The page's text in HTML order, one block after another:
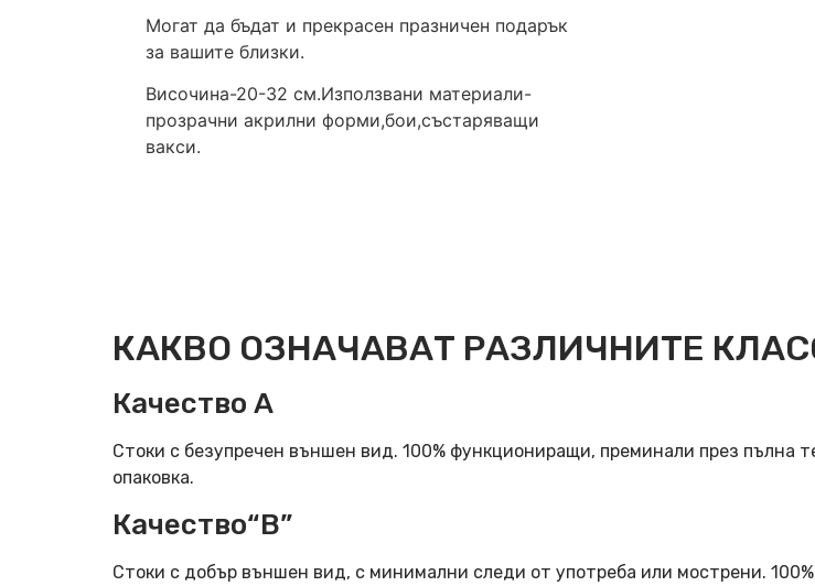
Могат да бъдат и прекрасен празничен подарък
за вашите близки.
Височина-20-32 см.Използвани материали-
прозрачни акрилни форми,бои,състаряващи
вакси.
КАКВО ОЗНАЧАВАТ РАЗЛИЧНИТЕ
Качество А
Стоки с безупречен външен вид. 100% функциониращи, преминали през пълна
опаковка.
Качество“B”
Стоки с добър външен вид, с минимални следи от употреба или мострени.